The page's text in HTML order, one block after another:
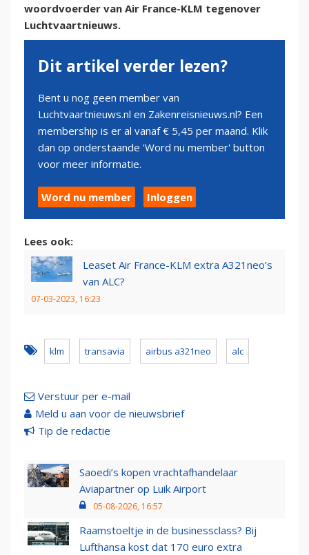
woordvoerder van Air France-KLM tegenover
Luchtvaartnieuws.
Dit artikel verder lezen?
Bent u nog geen member van
Luchtvaartnieuws.nl en Zakenreisnieuws.nl? Een
membership is er al vanaf € 5,45 per maand. Klik
dan op onderstaande 'Word nu member' button
voor meer informatie.
Word nu member Inloggen
Lees ook:
Leaset Air France-KLM extra A321neo’s
van ALC?
07-03-2023, 16:23
klm transavia airbus a321neo alc
Verstuur per e-mail
Meld u aan voor de nieuwsbrief
Tip de redactie
Saoedi’s kopen vrachtafhandelaar
Aviapartner op Luik Airport
05-08-2026, 16:57
Raamstoeltje in de businessclass? Bij
Lufthansa kost dat 170 euro extra